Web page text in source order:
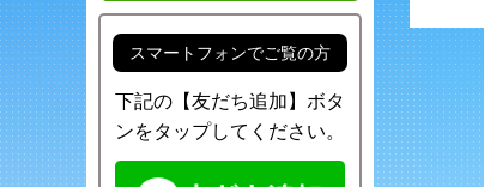
スマートフォンでご覧の方
下記の【友だち追加】ボタ
ンをタップしてください。